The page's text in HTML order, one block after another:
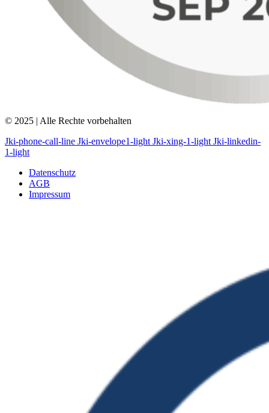
© 2025 | Alle Rechte vorbehalten
Jki-phone-call-line Jki-envelope1-light Jki-xing-1-light Jki-linkedin-
1-light
Datenschutz
AGB
Impressum